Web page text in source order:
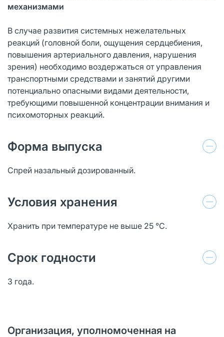
механизмами
В случае развития системных нежелательных
реакций (головной боли, ощущения сердцебиения,
повышения артериального давления, нарушения
зрения) необходимо воздержаться от управления
транспортными средствами и занятий другими
потенциально опасными видами деятельности,
требующими повышенной концентрации внимания и
психомоторных реакций.
Форма выпуска
Спрей назальный дозированный.
Условия хранения
Хранить при температуре не выше 25 °C.
Срок годности
3 года.
Организация, уполномоченная на